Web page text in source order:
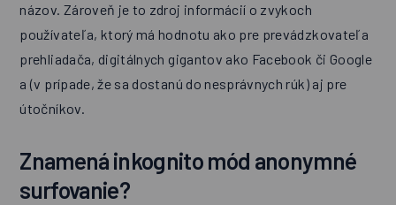
názov. Zároveň je to zdroj informácií o zvykoch
používateľa, ktorý má hodnotu ako pre prevádzkovateľa
prehliadača, digitálnych gigantov ako Facebook či Google
a (v prípade, že sa dostanú do nesprávnych rúk) aj pre
útočníkov.
Znamená inkognito mód anonymné
surfovanie?